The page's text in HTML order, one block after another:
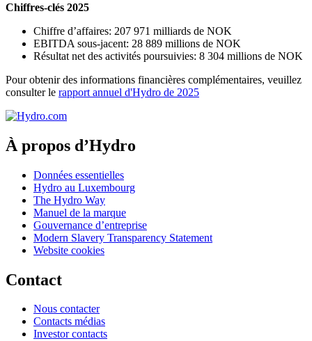
Chiffres-­clés 2025
Chiffre d’affaires: 207 971 milliards de NOK
EBITDA sous-jacent: 28 889 millions de NOK
Résultat net des activités poursuivies: 8 304 millions de NOK
Pour obtenir des informations financières complémentaires, veuillez
consulter le rapport annuel d'Hydro de 2025
À propos d’Hydro
Données essentielles
Hydro au Luxembourg
The Hydro Way
Manuel de la marque
Gouvernance d’entreprise
Modern Slavery Transparency Statement
Website cookies
Contact
Nous contacter
Contacts médias
Investor contacts